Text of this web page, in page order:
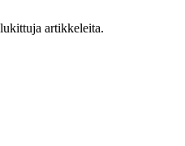
artikkeleita.